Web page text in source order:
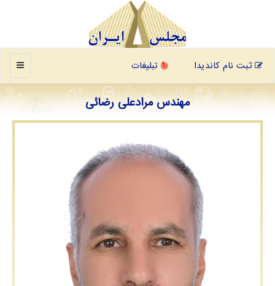
منو ثبت نام کاندیدا تبلیغات
مهندس مرادعلی رضائی